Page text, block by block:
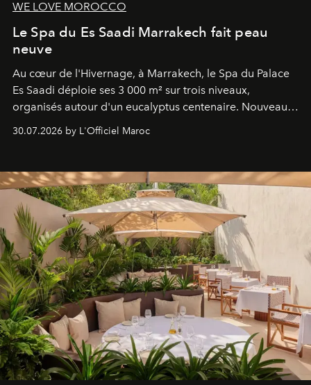
WE LOVE MOROCCO
Le Spa du Es Saadi Marrakech fait peau
neuve
Au cœur de l'Hivernage, à Marrakech, le Spa du Palace
Es Saadi déploie ses 3 000 m² sur trois niveaux,
organisés autour d'un eucalyptus centenaire. Nouveau
Lobby Bien-Être et Beauté, exclusivité mondiale en
neuro-cosmétique, parcours thermal et studio dédié au
entièreté, entre science des émotions et rituels
reposants.
30.07.2026 by L'Officiel Maroc